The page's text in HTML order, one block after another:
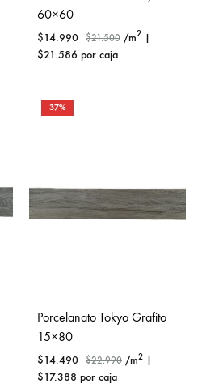
60×60
$14.990 $21.500 /m2 |
$21.586 por caja
37%
Porcelanato Tokyo Grafito
15×80
$14.490 $22.990 /m2 |
$17.388 por caja